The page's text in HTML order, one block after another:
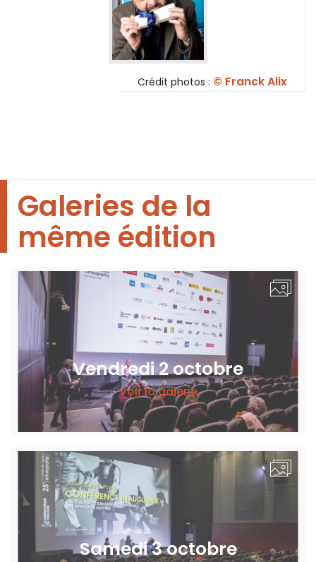
Crédit photos : © Franck Alix
Galeries de la
même édition
Vendredi 2 octobre
Voir la galerie
Samedi 3 octobre